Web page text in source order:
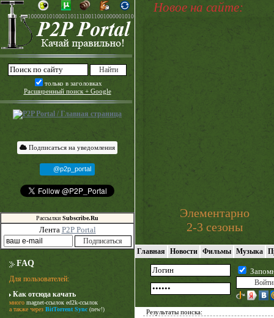
только в заголовках
Расширенный поиск + Google
Подписаться на уведомления
@p2p_portal
Рассылки Subscribe.Ru
Лента P2P Portal
FAQ
Для пользователей:
Как отсюда качать
много magnet-ссылок ed2k-ссылок
а также через BitTorrent Sync (new!)
Новое на сайте:
Элементарно
2-3 сезоны
Главная Новости Фильмы Музыка
Результаты поиска: